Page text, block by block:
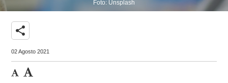
Foto: Unsplash
share
02 Agosto 2021